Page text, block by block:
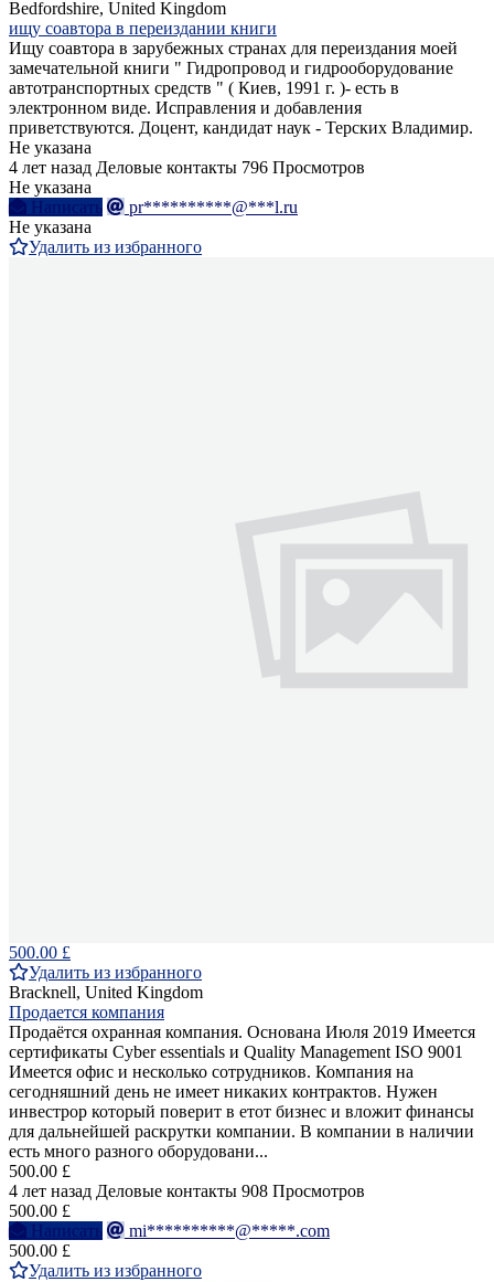
Bedfordshire, United Kingdom
ищу соавтора в переиздании книги
Ищу соавтора в зарубежных странах для переиздания моей
замечательной книги " Гидропровод и гидрооборудование
автотранспортных средств " ( Киев, 1991 г. )- есть в
электронном виде. Исправления и добавления
приветствуются. Доцент, кандидат наук - Терских Владимир.
Не указана
4 лет назад Деловые контакты 796 Просмотров
Не указана
Написать
pr**********@***l.ru
Не указана
Удалить из избранного
500.00 £
Удалить из избранного
Bracknell, United Kingdom
Продается компания
Продаётся охранная компания. Основана Июля 2019 Имеется
сертификаты Cyber essentials и Quality Management ISO 9001
Имеется офис и несколько сотрудников. Компания на
сегодняшний день не имеет никаких контрактов. Нужен
инвестрор который поверит в етот бизнес и вложит финансы
для дальнейшей раскрутки компании. В компании в наличии
есть много разного оборудовани...
500.00 £
4 лет назад Деловые контакты 908 Просмотров
500.00 £
Написать
mi**********@*****.com
500.00 £
Удалить из избранного